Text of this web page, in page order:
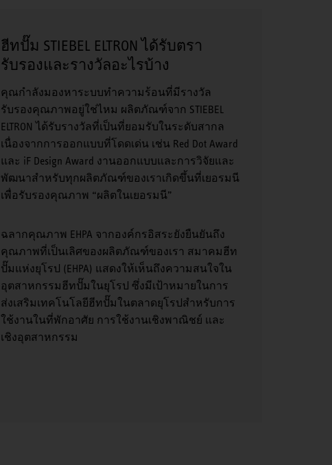
ฮีทปั๊ม STIEBEL ELTRON ได้รับตรา
รับรองและรางวัลอะไรบ้าง
คุณกำลังมองหาระบบทำความร้อนที่มีรางวัล
รับรองคุณภาพอยู่ใช่ไหม ผลิตภัณฑ์จาก STIEBEL
ELTRON ได้รับรางวัลที่เป็นที่ยอมรับในระดับสากล
เนื่องจากการออกแบบที่โดดเด่น เช่น Red Dot Award
และ iF Design Award งานออกแบบและการวิจัยและ
พัฒนาสำหรับทุกผลิตภัณฑ์ของเราเกิดขึ้นที่เยอรมนี
เพื่อรับรองคุณภาพ “ผลิตในเยอรมนี”
ฉลากคุณภาพ EHPA จากองค์กรอิสระยังยืนยันถึง
คุณภาพที่เป็นเลิศของผลิตภัณฑ์ของเรา สมาคมฮีท
ปั๊มแห่งยุโรป (EHPA) แสดงให้เห็นถึงความสนใจใน
อุตสาหกรรมฮีทปั๊มในยุโรป ซึ่งมีเป้าหมายในการ
ส่งเสริมเทคโนโลยีฮีทปั๊มในตลาดยุโรปสำหรับการ
ใช้งานในที่พักอาศัย การใช้งานเชิงพาณิชย์ และ
เชิงอุตสาหกรรม